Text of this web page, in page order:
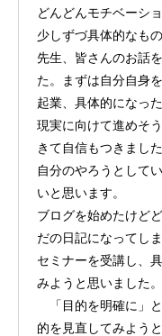
どんどんモチベーシ
少しずづ具体的なも
先生、皆さんのお話
た。まずは自分自身を
起業、具体的になっ
現実に向けて進めそ
きて自信もつきました
自分のやろうとして
いと思います。
ブログを始めたけど
だの日記になってし
セミナーを受講し、
みようと思いました。
「目的を明確に」
的を見直してみよう